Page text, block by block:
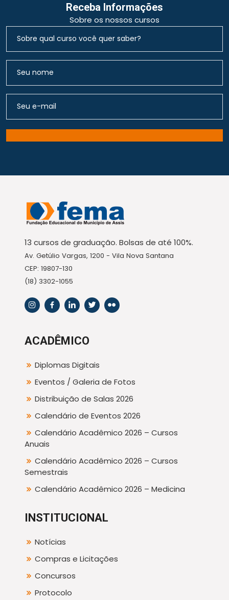
Receba Informações
Sobre os nossos cursos
13 cursos de graduação. Bolsas de até 100%.
Av. Getúlio Vargas, 1200 - Vila Nova Santana
CEP: 19807-130
(18) 3302-1055
ACADÊMICO
Diplomas Digitais
Eventos / Galeria de Fotos
Distribuição de Salas 2026
Calendário de Eventos 2026
Calendário Acadêmico 2026 – Cursos
Anuais
Calendário Acadêmico 2026 – Cursos
Semestrais
Calendário Acadêmico 2026 – Medicina
INSTITUCIONAL
Notícias
Compras e Licitações
Concursos
Protocolo